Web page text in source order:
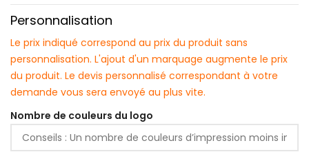
Personnalisation
Le prix indiqué correspond au prix du produit sans
personnalisation. L'ajout d'un marquage augmente le prix
du produit. Le devis personnalisé correspondant à votre
demande vous sera envoyé au plus vite.
Nombre de couleurs du logo